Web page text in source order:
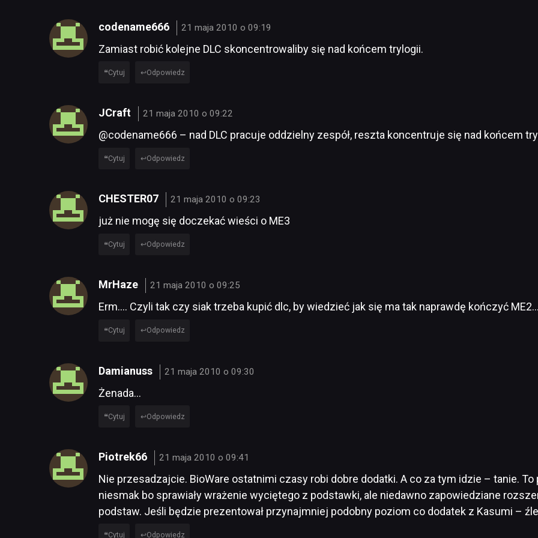
codename666 21 maja 2010 o 09:19
Zamiast robić kolejne DLC skoncentrowaliby się nad końcem trylogii.
Cytuj Odpowiedz
JCraft 21 maja 2010 o 09:22
@codename666 – nad DLC pracuje oddzielny zespół, reszta koncentruje się nad końcem
Cytuj Odpowiedz
CHESTER07 21 maja 2010 o 09:23
już nie mogę się doczekać wieści o ME3
Cytuj Odpowiedz
MrHaze 21 maja 2010 o 09:25
Erm…. Czyli tak czy siak trzeba kupić dlc, by wiedzieć jak się ma tak naprawdę kończyć ME2…
Cytuj Odpowiedz
Damianuss 21 maja 2010 o 09:30
Żenada…
Cytuj Odpowiedz
Piotrek66 21 maja 2010 o 09:41
Nie przesadzajcie. BioWare ostatnimi czasy robi dobre dodatki. A co za tym idzie – tanie.
niesmak bo sprawiały wrażenie wyciętego z podstawki, ale niedawno zapowiedziane
podstaw. Jeśli będzie prezentował przynajmniej podobny poziom co dodatek z Kasumi –
Cytuj Odpowiedz